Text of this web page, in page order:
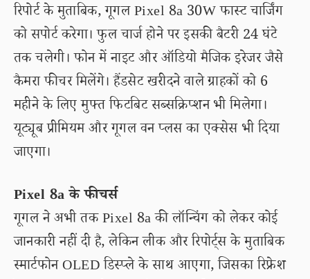
रिपोर्ट के मुताबिक, गूगल Pixel 8a 30W फास्ट चार्जिंग
को सपोर्ट करेगा। फुल चार्ज होने पर इसकी बैटरी 24 घंटे
तक चलेगी। फोन में नाइट और ऑडियो मैजिक इरेजर जैसे
कैमरा फीचर मिलेंगे। हैंडसेट खरीदने वाले ग्राहकों को 6
महीने के लिए मुफ्त फिटबिट सब्सक्रिप्शन भी मिलेगा।
यूट्यूब प्रीमियम और गूगल वन प्लस का एक्सेस भी दिया
जाएगा।
Pixel 8a के फीचर्स
गूगल ने अभी तक Pixel 8a की लॉन्चिंग को लेकर कोई
जानकारी नहीं दी है, लेकिन लीक और रिपोर्ट्स के मुताबिक
स्मार्टफोन OLED डिस्प्ले के साथ आएगा, जिसका रिफ्रेश